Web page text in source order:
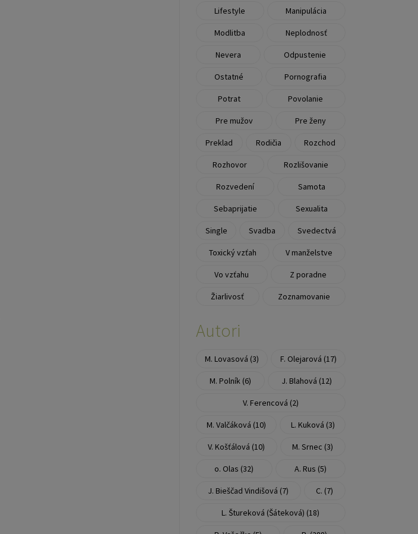
Lifestyle Manipulácia
Modlitba Neplodnosť
Nevera Odpustenie
Ostatné Pornografia
Potrat Povolanie
Pre mužov Pre ženy
Preklad Rodičia Rozchod
Rozhovor Rozlišovanie
Rozvedení Samota
Sebaprijatie Sexualita
Single Svadba Svedectvá
Toxický vzťah V manželstve
Vo vzťahu Z poradne
Žiarlivosť Zoznamovanie
Autori
M. Lovasová (3) F. Olejarová (17)
M. Polník (6) J. Blahová (12)
V. Ferencová (2)
M. Valčáková (10) L. Kuková (3)
V. Košťálová (10) M. Srnec (3)
o. Olas (32) A. Rus (5)
J. Bieščad Vindišová (7) C. (7)
L. Štureková (Šáteková) (18)